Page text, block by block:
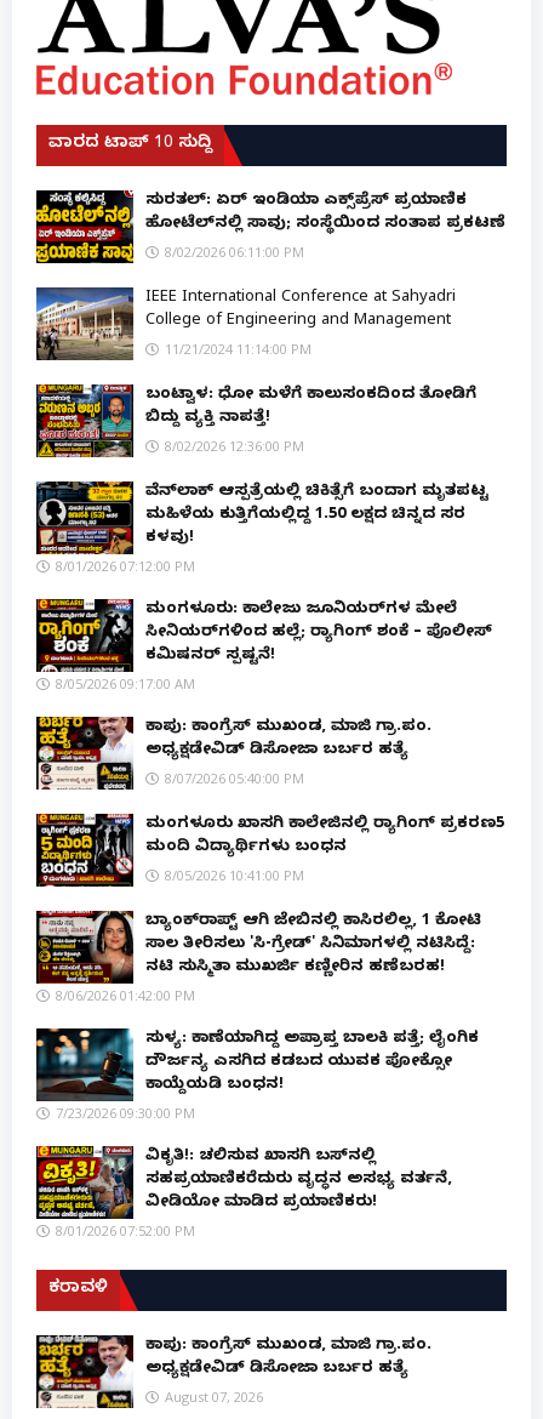
ವಾರದ ಟಾಪ್ 10 ಸುದ್ದಿ
ಸುರತ್ಕಲ್: ಏರ್ ಇಂಡಿಯಾ ಎಕ್ಸ್‌ಪ್ರೆಸ್ ಪ್ರಯಾಣಿಕ
ಹೋಟೆಲ್‌ನಲ್ಲಿ ಸಾವು; ಸಂಸ್ಥೆಯಿಂದ ಸಂತಾಪ ಪ್ರಕಟಣೆ
8/02/2026 06:11:00 PM
IEEE International Conference at Sahyadri
College of Engineering and Management
11/21/2024 11:14:00 PM
ಬಂಟ್ವಾಳ: ಧೋ ಮಳೆಗೆ ಕಾಲುಸಂಕದಿಂದ ತೋಡಿಗೆ
ಬಿದ್ದು ವ್ಯಕ್ತಿ ನಾಪತ್ತೆ!
8/02/2026 12:36:00 PM
ವೆನ್‌ಲಾಕ್ ಆಸ್ಪತ್ರೆಯಲ್ಲಿ ಚಿಕಿತ್ಸೆಗೆ ಬಂದಾಗ ಮೃತಪಟ್ಟ
ಮಹಿಳೆಯ ಕುತ್ತಿಗೆಯಲ್ಲಿದ್ದ ₹1.50 ಲಕ್ಷದ ಚಿನ್ನದ ಸರ
ಕಳವು!
8/01/2026 07:12:00 PM
ಮಂಗಳೂರು: ಕಾಲೇಜು ಜೂನಿಯರ್‌ಗಳ ಮೇಲೆ
ಸೀನಿಯರ್‌ಗಳಿಂದ ಹಲ್ಲೆ; ರ‌್ಯಾಗಿಂಗ್ ಶಂಕೆ – ಪೊಲೀಸ್
ಕಮಿಷನರ್ ಸ್ಪಷ್ಟನೆ!
8/05/2026 09:17:00 AM
ಕಾಪು: ಕಾಂಗ್ರೆಸ್ ಮುಖಂಡ, ಮಾಜಿ ಗ್ರಾ.ಪಂ.
ಅಧ್ಯಕ್ಷಡೇವಿಡ್ ಡಿಸೋಜಾ ಬರ್ಬರ ಹತ್ಯೆ
8/07/2026 05:40:00 PM
ಮಂಗಳೂರು ಖಾಸಗಿ ಕಾಲೇಜಿನಲ್ಲಿ ರ‌್ಯಾಗಿಂಗ್ ಪ್ರಕರಣ5
ಮಂದಿ ವಿದ್ಯಾರ್ಥಿಗಳು ಬಂಧನ
8/05/2026 10:41:00 PM
ಬ್ಯಾಂಕ್‌ರಾಪ್ಟ್‌ ಆಗಿ ಜೇಬಿನಲ್ಲಿ ಕಾಸಿರಲಿಲ್ಲ, ₹1 ಕೋಟಿ
ಸಾಲ ತೀರಿಸಲು 'ಸಿ-ಗ್ರೇಡ್' ಸಿನಿಮಾಗಳಲ್ಲಿ ನಟಿಸಿದ್ದೆ:
ನಟಿ ಸುಸ್ಮಿತಾ ಮುಖರ್ಜಿ ಕಣ್ಣೀರಿನ ಹಣೆಬರಹ!
8/06/2026 01:42:00 PM
ಸುಳ್ಯ: ಕಾಣೆಯಾಗಿದ್ದ ಅಪ್ರಾಪ್ತ ಬಾಲಕಿ ಪತ್ತೆ; ಲೈಂಗಿಕ
ದೌರ್ಜನ್ಯ ಎಸಗಿದ ಕಡಬದ ಯುವಕ ಪೋಕ್ಸೋ
ಕಾಯ್ದೆಯಡಿ ಬಂಧನ!
7/23/2026 09:30:00 PM
ವಿಕೃತಿ!: ಚಲಿಸುವ ಖಾಸಗಿ ಬಸ್‌ನಲ್ಲಿ
ಸಹಪ್ರಯಾಣಿಕರೆದುರು ವೃದ್ಧನ ಅಸಭ್ಯ ವರ್ತನೆ,
ವೀಡಿಯೋ ಮಾಡಿದ ಪ್ರಯಾಣಿಕರು!
8/01/2026 07:52:00 PM
ಕರಾವಳಿ
ಕಾಪು: ಕಾಂಗ್ರೆಸ್ ಮುಖಂಡ, ಮಾಜಿ ಗ್ರಾ.ಪಂ.
ಅಧ್ಯಕ್ಷಡೇವಿಡ್ ಡಿಸೋಜಾ ಬರ್ಬರ ಹತ್ಯೆ
August 07, 2026